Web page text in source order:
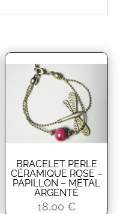
BRACELET PERLE
CÉRAMIQUE ROSE –
PAPILLON – MÉTAL
ARGENTÉ
18,00€